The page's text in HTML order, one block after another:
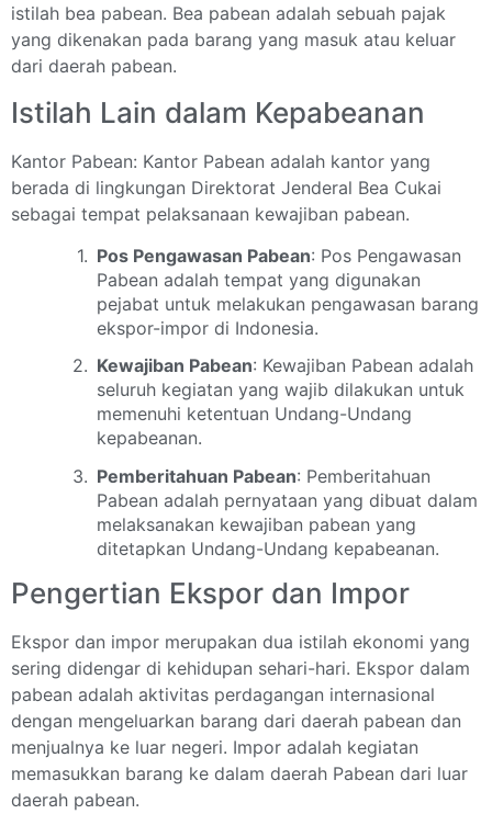
istilah bea pabean. Bea pabean adalah sebuah pajak
yang dikenakan pada barang yang masuk atau keluar
dari daerah pabean.
Istilah Lain dalam Kepabeanan
Kantor Pabean: Kantor Pabean adalah kantor yang
berada di lingkungan Direktorat Jenderal Bea Cukai
sebagai tempat pelaksanaan kewajiban pabean.
Pos Pengawasan Pabean: Pos Pengawasan
Pabean adalah tempat yang digunakan
pejabat untuk melakukan pengawasan barang
ekspor-impor di Indonesia.
Kewajiban Pabean: Kewajiban Pabean adalah
seluruh kegiatan yang wajib dilakukan untuk
memenuhi ketentuan Undang-Undang
kepabeanan.
Pemberitahuan Pabean: Pemberitahuan
Pabean adalah pernyataan yang dibuat dalam
melaksanakan kewajiban pabean yang
ditetapkan Undang-Undang kepabeanan.
Pengertian Ekspor dan Impor
Ekspor dan impor merupakan dua istilah ekonomi yang
sering didengar di kehidupan sehari-hari. Ekspor dalam
pabean adalah aktivitas perdagangan internasional
dengan mengeluarkan barang dari daerah pabean dan
menjualnya ke luar negeri. Impor adalah kegiatan
memasukkan barang ke dalam daerah Pabean dari luar
daerah pabean.